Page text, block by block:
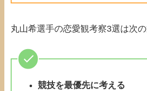
丸山希選手の恋愛観考察3選は次の
競技を最優先に考える